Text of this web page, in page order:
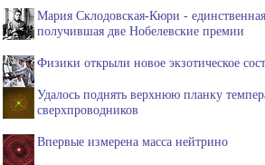
Мария Склодовская-Кюри -
получившая две Нобелевские премии
Физики открыли новое экзотическое
Удалось поднять верхнюю планку
сверхпроводников
Впервые измерена масса нейтрино